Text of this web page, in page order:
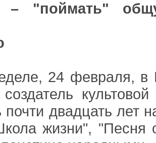
– "поймать"
24 февраля, в
создатель
почти двадцать лет
жизни", "Песня